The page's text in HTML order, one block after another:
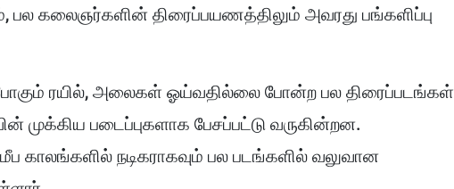
பல கலைஞர்களின் திரைப்பயணத்திலும் அவரது பங்களிப்பு
ரயில், அலைகள் ஓய்வதில்லை போன்ற பல திரைப்படங்கள்
முக்கிய படைப்புகளாக பேசப்பட்டு வருகின்றன.
காலங்களில் நடிகராகவும் பல படங்களில் வலுவான